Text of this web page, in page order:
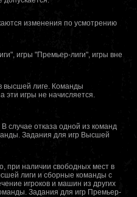
изменения по усмотрению
игры "Премьер-лиги", игры вне
высшей лиге. Команды
эти игры не начисляется.
случае отказа одной из команд
Задания для игр Высшей
при наличии свободных мест в
лиги и сборные команды с
игроков и машин из других
Задания для игр Премьер-